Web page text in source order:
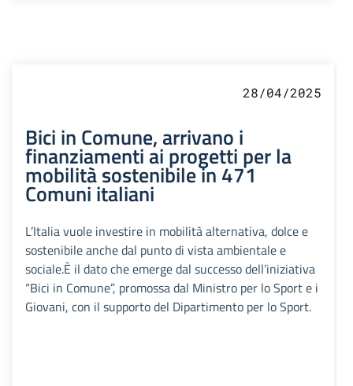
28/04/2025
Bici in Comune, arrivano i
finanziamenti ai progetti per la
mobilità sostenibile in 471
Comuni italiani
L’Italia vuole investire in mobilità alternativa, dolce e
sostenibile anche dal punto di vista ambientale e
sociale.È il dato che emerge dal successo dell’iniziativa
“Bici in Comune”, promossa dal Ministro per lo Sport e i
Giovani, con il supporto del Dipartimento per lo Sport.